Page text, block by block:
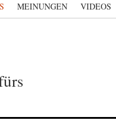
MEINUNGEN VIDEOS